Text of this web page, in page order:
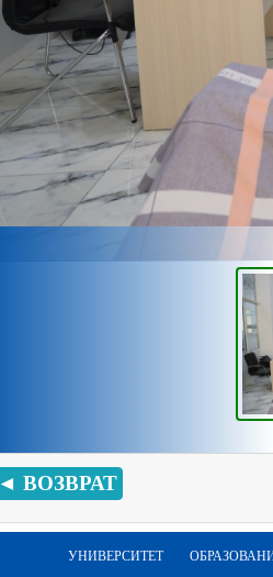
◄ ВОЗВРАТ
УНИВЕРСИТЕТ